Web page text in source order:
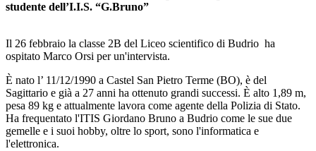
studente dell’I.I.S. “G.Bruno”
Il 26 febbraio la classe 2B del Liceo scientifico di Budrio ha
ospitato Marco Orsi per un'intervista.
È nato l’ 11/12/1990 a Castel San Pietro Terme (BO), è del
Sagittario e già a 27 anni ha ottenuto grandi successi. È alto 1,89 m,
pesa 89 kg e attualmente lavora come agente della Polizia di Stato.
Ha frequentato l'ITIS Giordano Bruno a Budrio come le sue due
gemelle e i suoi hobby, oltre lo sport, sono l'informatica e
l'elettronica.